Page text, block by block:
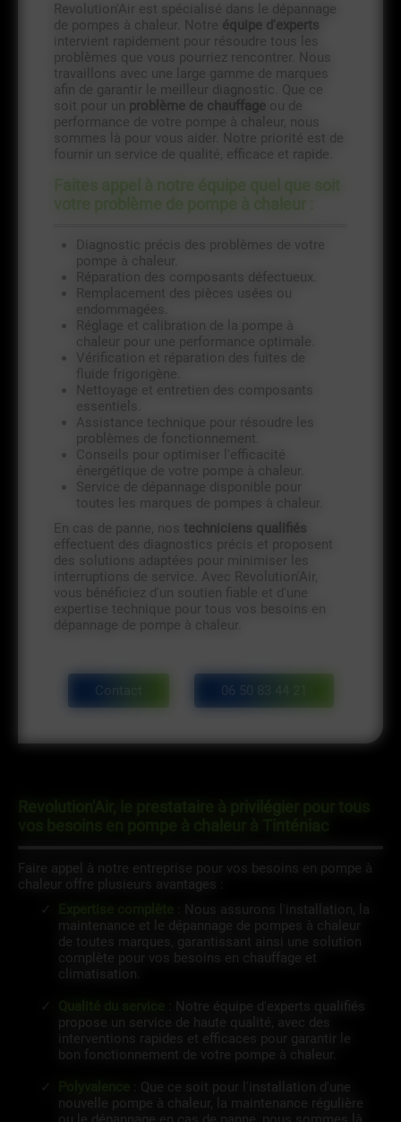
Revolution'Air est spécialisé dans le dépannage
de pompes à chaleur. Notre équipe d'experts
intervient rapidement pour résoudre tous les
problèmes que vous pourriez rencontrer. Nous
travaillons avec une large gamme de marques
afin de garantir le meilleur diagnostic. Que ce
soit pour un problème de chauffage ou de
performance de votre pompe à chaleur, nous
sommes là pour vous aider. Notre priorité est de
fournir un service de qualité, efficace et rapide.
Faites appel à notre équipe quel que soit
Diagnostic précis des problèmes de votre
pompe à chaleur.
Réparation des composants défectueux.
Remplacement des pièces usées ou
endommagées.
Réglage et calibration de la pompe à
chaleur pour une performance optimale.
Vérification et réparation des fuites de
fluide frigorigène.
Nettoyage et entretien des composants
essentiels.
Assistance technique pour résoudre les
problèmes de fonctionnement.
Conseils pour optimiser l'efficacité
énergétique de votre pompe à chaleur.
Service de dépannage disponible pour
toutes les marques de pompes à chaleur.
En cas de panne, nos techniciens qualifiés
effectuent des diagnostics précis et proposent
des solutions adaptées pour minimiser les
interruptions de service. Avec Revolution'Air,
vous bénéficiez d'un soutien fiable et d'une
expertise technique pour tous vos besoins en
dépannage de pompe à chaleur.
Faire appel à notre entreprise pour vos besoins en pompe à
chaleur offre plusieurs avantages :
: Nous assurons l'installation, la
maintenance et le dépannage de pompes à chaleur
de toutes marques, garantissant ainsi une solution
complète pour vos besoins en chauffage et
climatisation.
: Notre équipe d'experts qualifiés
propose un service de haute qualité, avec des
interventions rapides et efficaces pour garantir le
bon fonctionnement de votre pompe à chaleur.
: Que ce soit pour l'installation d'une
nouvelle pompe à chaleur, la maintenance régulière